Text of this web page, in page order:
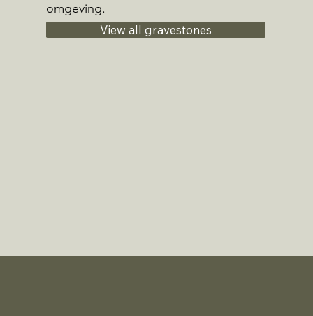
omgeving.
View all gravestones